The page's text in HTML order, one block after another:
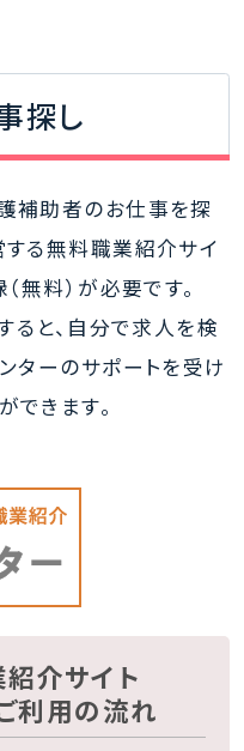
探し
補助者のお仕事を探
する無料職業紹介サイ
無料）が必要です。
ると、自分で求人を検
ターのサポートを受け
きます。
紹介サイト
利用の流れ